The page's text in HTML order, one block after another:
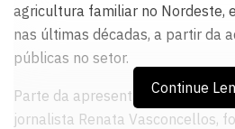
agricultura familiar no Nordeste,
nas últimas décadas, a partir da
públicas no setor.
Parte da apresentação do
jornalista Renata Vasconcellos,
Continue